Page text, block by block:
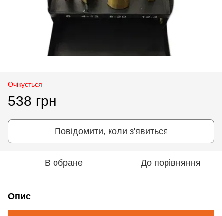
Очікується
538 грн
Повідомити, коли з'явиться
В обране До порівняння
Опис